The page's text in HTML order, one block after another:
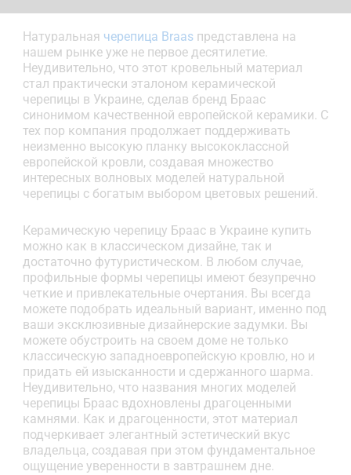
Натуральная черепица Braas представлена на
нашем рынке уже не первое десятилетие.
Неудивительно, что этот кровельный материал
стал практически эталоном керамической
черепицы в Украине, сделав бренд Браас
синонимом качественной европейской керамики. С
тех пор компания продолжает поддерживать
неизменно высокую планку высококлассной
европейской кровли, создавая множество
интересных волновых моделей натуральной
черепицы с богатым выбором цветовых решений.
Керамическую черепицу Браас в Украине купить
можно как в классическом дизайне, так и
достаточно футуристическом. В любом случае,
профильные формы черепицы имеют безупречно
четкие и привлекательные очертания. Вы всегда
можете подобрать идеальный вариант, именно под
ваши эксклюзивные дизайнерские задумки. Вы
можете обустроить на своем доме не только
классическую западноевропейскую кровлю, но и
придать ей изысканности и сдержанного шарма.
Неудивительно, что названия многих моделей
черепицы Браас вдохновлены драгоценными
камнями. Как и драгоценности, этот материал
подчеркивает элегантный эстетический вкус
владельца, создавая при этом фундаментальное
ощущение уверенности в завтрашнем дне.